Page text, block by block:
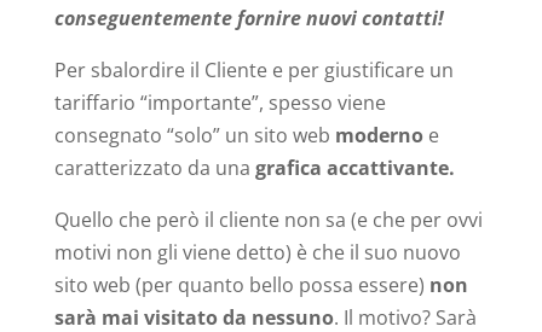
conseguentemente fornire nuovi contatti!
Per sbalordire il Cliente e per giustificare un
tariffario “importante”, spesso viene
consegnato “solo” un sito web modernoe
caratterizzato da una grafica accattivante.
Quello che però il cliente non sa (e che per ovvi
motivi non gli viene detto) è che il suo nuovo
sito web (per quanto bello possa essere) non
sarà mai visitato da nessuno. Il motivo? Sarà